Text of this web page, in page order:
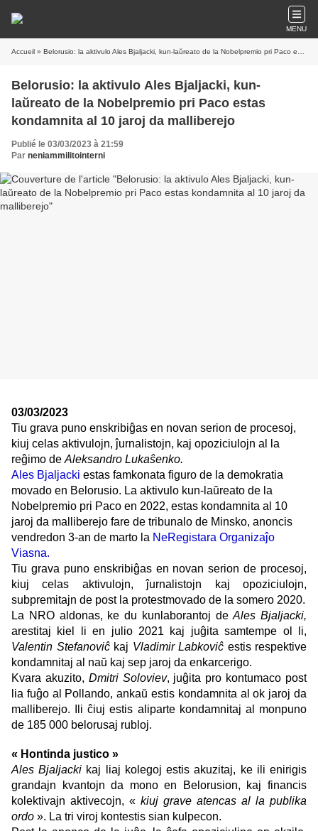
MENU
Accueil » Belorusio: la aktivulo Ales Bjaljacki, kun-laŭreato de la Nobelpremio pri Paco estas kondamnita al 10 jaroj da malliberejo
Belorusio: la aktivulo Ales Bjaljacki, kun-
laŭreato de la Nobelpremio pri Paco estas
kondamnita al 10 jaroj da malliberejo
Publié le 03/03/2023 à 21:59
Par neniammilitointerni
03/03/2023
Tiu grava puno enskribiĝas en novan serion de procesoj,
kiuj celas aktivulojn, ĵurnalistojn, kaj opoziciulojn al la
reĝimo de Aleksandro Lukaŝenko.
Ales Bjaljacki estas famkonata figuro de la demokratia
movado en Belorusio. La aktivulo kun-laŭreato de la
Nobelpremio pri Paco en 2022, estas kondamnita al 10
jaroj da malliberejo fare de tribunalo de Minsko, anoncis
vendredon 3-an de marto la NeRegistara Organizaĵo
Viasna.
Tiu grava puno enskribiĝas en novan serion de procesoj,
kiuj celas aktivulojn, ĵurnalistojn kaj opoziciulojn,
subpremitajn de post la protestmovado de la somero 2020.
La NRO aldonas, ke du kunlaborantoj deAles Bjaljacki,
arestitaj kiel li en julio 2021 kaj juĝita samtempe ol li,
Valentin Stefanoviĉkaj Vladimir Labkoviĉ estis respektive
kondamnitaj al naŭ kaj sep jaroj da enkarcerigo.
Kvara akuzito, Dmitri Soloviev, juĝita pro kontumaco post
lia fuĝo al Pollando, ankaŭ estis kondamnita al ok jaroj da
malliberejo. Ili ĉiuj estis aliparte kondamnitaj al monpuno
de 185 000 belorusaj rubloj.
« Hontinda justico »
Ales Bjaljacki kaj liaj kolegoj estis akuzitaj, ke ili enirigis
grandajn kvantojn da mono en Belorusion, kaj financis
kolektivajn aktivecojn, « kiuj grave atencas al la publika
ordo ». La tri viroj kontestis sian kulpecon.